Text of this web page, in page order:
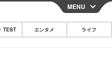
CLOSE
MENU
TEST エンタメ ライフ